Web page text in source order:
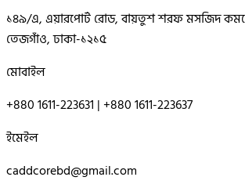
১৪৯/এ, এয়ারপোর্ট রোড, বায়তুশ শরফ মসজিদ
তেজগাঁও, ঢাকা-১২১৫
মোবাইল
+880 1611-223631 | +880 1611-223637
ইমেইল
caddcorebd@gmail.com